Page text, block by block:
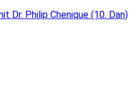
Dr. Philip Chenique (10. Dan)